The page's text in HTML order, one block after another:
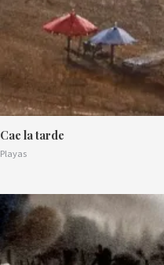
Cae la tarde
Playas